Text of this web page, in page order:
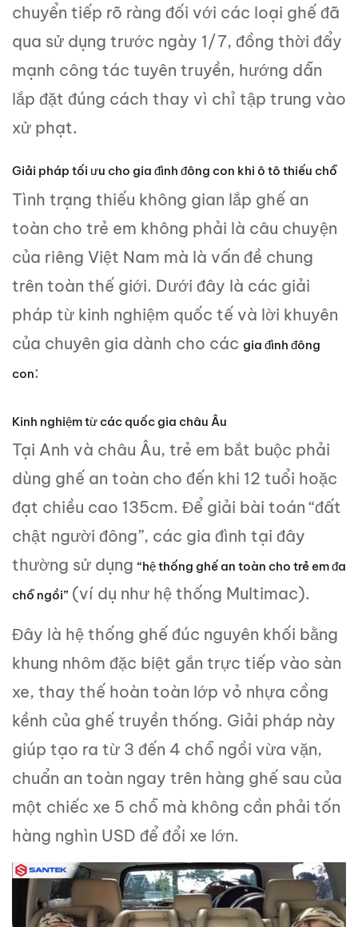
chuyển tiếp rõ ràng đối với các loại ghế đã
qua sử dụng trước ngày 1/7, đồng thời đẩy
mạnh công tác tuyên truyền, hướng dẫn
lắp đặt đúng cách thay vì chỉ tập trung vào
xử phạt.
Giải pháp tối ưu cho gia đình đông con khi ô tô thiếu chỗ
Tình trạng thiếu không gian lắp ghế an
toàn cho trẻ em không phải là câu chuyện
của riêng Việt Nam mà là vấn đề chung
trên toàn thế giới. Dưới đây là các giải
pháp từ kinh nghiệm quốc tế và lời khuyên
của chuyên gia dành cho các gia đình đông
con:
Kinh nghiệm từ các quốc gia châu Âu
Tại Anh và châu Âu, trẻ em bắt buộc phải
dùng ghế an toàn cho đến khi 12 tuổi hoặc
đạt chiều cao 135cm. Để giải bài toán “đất
chật người đông”, các gia đình tại đây
thường sử dụng“hệ thống ghế an toàn cho trẻ em đa
chỗ ngồi” (ví dụ như hệ thống Multimac).
Đây là hệ thống ghế đúc nguyên khối bằng
khung nhôm đặc biệt gắn trực tiếp vào sàn
xe, thay thế hoàn toàn lớp vỏ nhựa cồng
kềnh của ghế truyền thống. Giải pháp này
giúp tạo ra từ 3 đến 4 chỗ ngồi vừa vặn,
chuẩn an toàn ngay trên hàng ghế sau của
một chiếc xe 5 chỗ mà không cần phải tốn
hàng nghìn USD để đổi xe lớn.